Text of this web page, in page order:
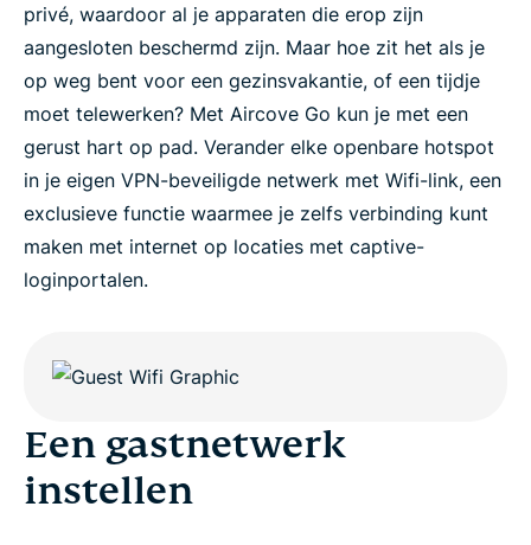
privé, waardoor al je apparaten die erop zijn
aangesloten beschermd zijn. Maar hoe zit het als je
op weg bent voor een gezinsvakantie, of een tijdje
moet telewerken? Met Aircove Go kun je met een
gerust hart op pad. Verander elke openbare hotspot
in je eigen VPN-beveiligde netwerk met Wifi-link, een
exclusieve functie waarmee je zelfs verbinding kunt
maken met internet op locaties met captive-
loginportalen.
Een gastnetwerk
instellen